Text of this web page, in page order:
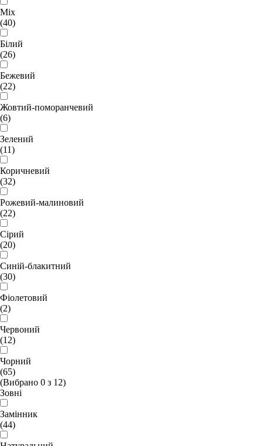
Mix
(40)
Білий
(26)
Бежевий
(22)
Жовтий-поморанчевий
(6)
Зелений
(11)
Коричневий
(32)
Рожевий-малиновий
(22)
Сірий
(20)
Синій-блакитний
(30)
Фіолетовий
(2)
Червоний
(12)
Чорний
(65)
(Вибрано 0 з 12)
Зовні
Замінник
(44)